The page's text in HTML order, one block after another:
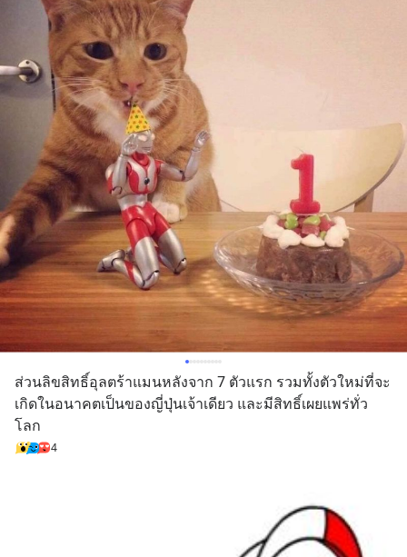
ส่วนลิขสิทธิ์อุลตร้าแมนหลังจาก 7 ตัวแรก รวมทั้งตัวใหม่ที่จะ
เกิดในอนาคตเป็นของญี่ปุ่นเจ้าเดียว และมีสิทธิ์เผยแพร่ทั่ว
โลก
4